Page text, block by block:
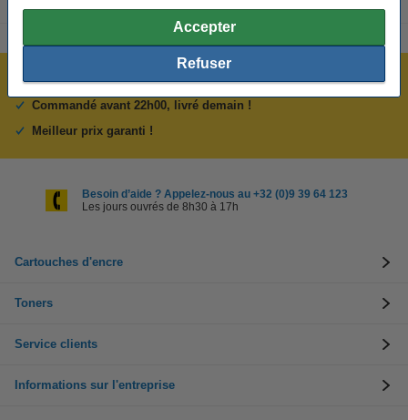
Accepter
Refuser
Plus de 5 millions de clients !
Commandé avant 22h00, livré demain !
Meilleur prix garanti !
Besoin d’aide ? Appelez-nous au +32 (0)9 39 64 123
Les jours ouvrés de 8h30 à 17h
Cartouches d'encre
Toners
Service clients
Informations sur l'entreprise